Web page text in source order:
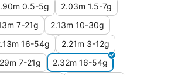
0.5-5g
2.03m 1.5-7g
7-21g
2.13m 10-30g
16-54g
2.21m 3-12g
7-21g
2.32m 16-54g